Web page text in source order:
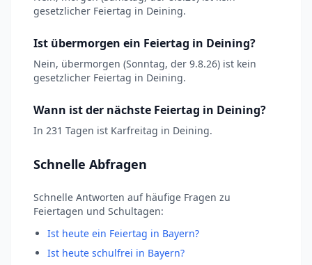
gesetzlicher Feiertag in Deining.
Ist übermorgen ein Feiertag in Deining?
Nein, übermorgen (Sonntag, der 9.8.26) ist kein
gesetzlicher Feiertag in Deining.
Wann ist der nächste Feiertag in Deining?
In 231 Tagen ist Karfreitag in Deining.
Schnelle Abfragen
Schnelle Antworten auf häufige Fragen zu
Feiertagen und Schultagen:
Ist heute ein Feiertag in Bayern?
Ist heute schulfrei in Bayern?